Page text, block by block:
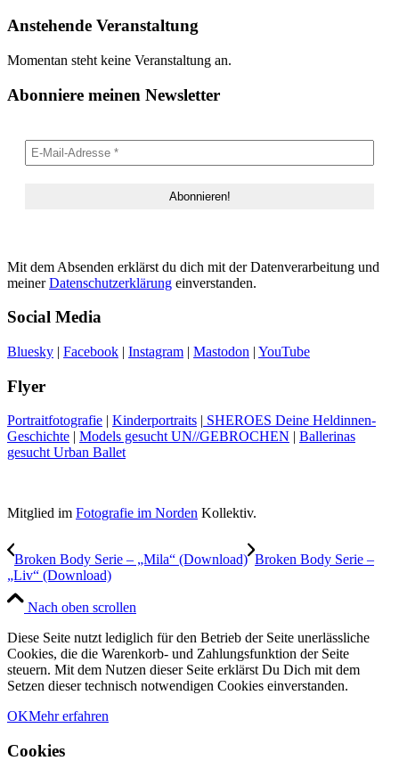
Anstehende Veranstaltung
Momentan steht keine Veranstaltung an.
Abonniere meinen Newsletter
Mit dem Absenden erklärst du dich mit der Datenverarbeitung und
meinerDatenschutzerklärung einverstanden.
Social Media
Bluesky | Facebook | Instagram | Mastodon | YouTube
Flyer
Portraitfotografie | Kinderportraits | SHEROES Deine Heldinnen-
Geschichte | Models gesucht UN//GEBROCHEN | Ballerinas
gesucht Urban Ballet
Mitglied im Fotografie im Norden Kollektiv.
Broken Body Serie – „Mila“ (Download) Broken Body Serie –
„Liv“ (Download)
Nach oben scrollen
Diese Seite nutzt lediglich für den Betrieb der Seite unerlässliche
Cookies, die die Warenkorb- und Zahlungsfunktion der Seite
steuern. Mit dem Nutzen dieser Seite erklärst Du Dich mit dem
Setzen dieser technisch notwendigen Cookies einverstanden.
OKMehr erfahren
Cookies